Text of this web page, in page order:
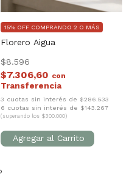
Florero Aigua
$8.596
15% OFF COMPRANDO 2 O MÁS
$7.306,60 con
3 cuotas sin interés de $286.533
6 cuotas sin interés de $143.267
(superando los $300.000)